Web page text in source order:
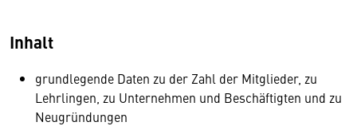
Inhalt
grundlegende Daten zu der Zahl der Mitglieder, zu
Lehrlingen, zu Unternehmen und Beschäftigten und zu
Neugründungen